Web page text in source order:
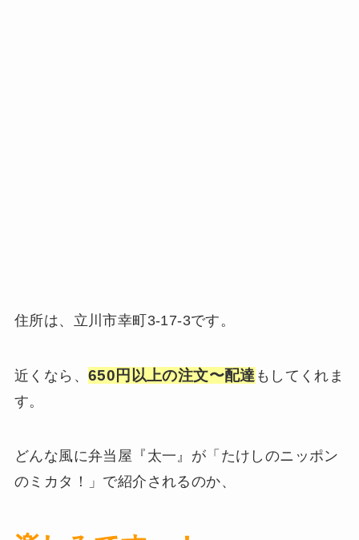
住所は、立川市幸町3-17-3です。
近くなら、 650円以上の注文〜配達 もしてくれま
す。
どんな風に弁当屋『太一』が「たけしのニッポン
のミカタ！」で紹介されるのか、